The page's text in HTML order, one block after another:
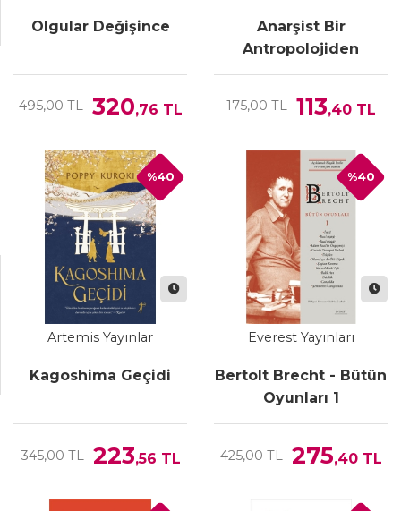
Olgular Değişince
495,00 TL 320,76 TL
Anarşist Bir
Antropolojiden
Parçalar
175,00 TL 113,40TL
Artemis Yayınlar
Kagoshima Geçidi
345,00 TL 223,56 TL
%40
Everest Yayınları
Bertolt Brecht - Bütün
Oyunları 1
425,00 TL 275,40TL
%40